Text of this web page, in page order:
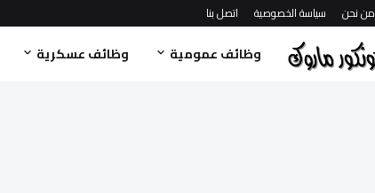
من نحن سياسة الخصوصية اتصل بنا
وظائف عمومية وظائف عسكرية